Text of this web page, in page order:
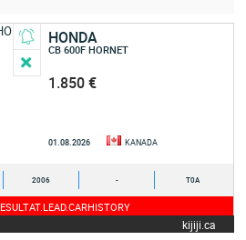
HONDA
CB 600F HORNET
1.850 €
01.08.2026 KANADA
2006 - T0A
kijiji.ca